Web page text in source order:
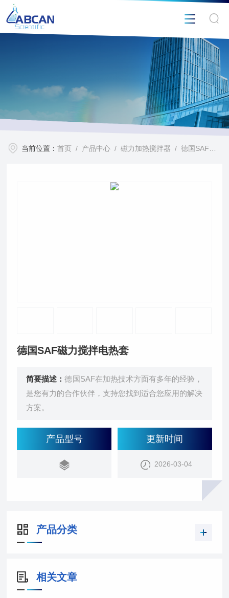
当前位置：首页 / 产品中心 /磁力加热搅拌器 /德国SAF磁力搅拌电热套
德国SAF磁力搅拌电热套
简要描述：德国SAF在加热技术方面有多年的经验，
是您有力的合作伙伴，支持您找到适合您应用的解决
方案。
产品型号 更新时间
2026-03-04
产品分类
相关文章